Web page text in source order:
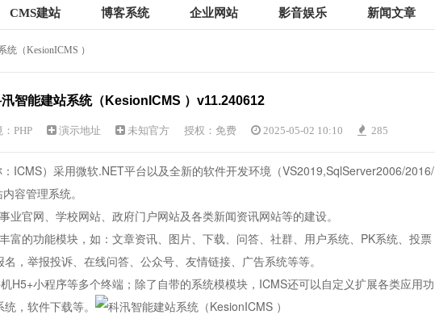
CMS建站 博客系统 企业网站 影音娱乐 新闻文章
统（KesionICMS ）
智能建站系统（KesionICMS ）v11.240612
PHP 演示地址 未知官方 授权：免费 2025-05-02 10:10 285
ICMS）采用微软.NET平台以及全新的软件开发环境（VS2019,SqlServer2006/2016/
容管理系统。
业官网、学校网站、政府门户网站及各类新闻资讯网站等的建设。
富的功能模块，如：文章资讯、图片、下载、问答、社群、用户系统、PK系统、投票
，举报投诉、在线问答、公众号、友情链接、广告系统等等。
H5+小程序等多个终端；除了自带的系统模模块，ICMS还可以自定义扩展各类应用功
，软件下载等。